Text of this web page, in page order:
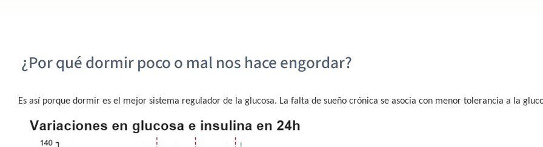
¿Por qué dormir poco o mal nos hace engordar?
Es así porque dormir es el mejor sistema regulador de la glucosa. La falta de sueño crónica se asocia con menor tolerancia a la